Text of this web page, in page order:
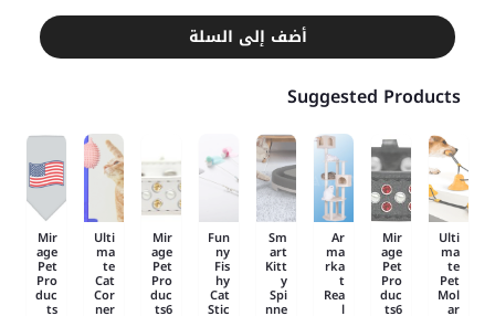
أضف إلى السلة
Suggested Products
Ulti
ma
te
Pet
Mol
ar
Mir
age
Pet
Pro
duc
ts6
Ar
ma
rka
t
Rea
l
Sm
art
Kitt
y
Spi
nne
Fun
ny
Fis
hy
Cat
Stic
Mir
age
Pet
Pro
duc
ts6
Ulti
ma
te
Cat
Cor
ner
Mir
age
Pet
Pro
duc
ts